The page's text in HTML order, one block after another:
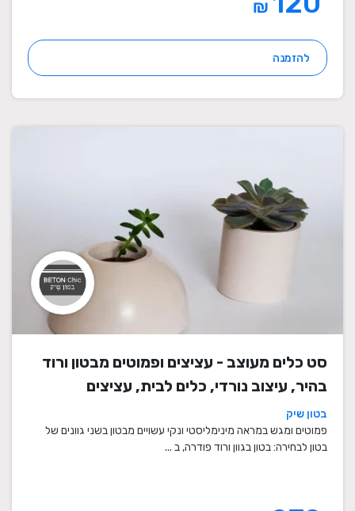
₪
להזמנה
סט כלים מעוצב - עציצים ופמוטים מבטון ורוד
בהיר, עיצוב נורדי, כלים לבית, עציצים
מעוצבים, עציצי בטון, פמוטים לשבת, עציצים
מבטון, מתנה לבית
בטון שיק
פמוטים ומגש במראה מינימליסטי ונקי עשויים מבטון בשני גוונים של
בטון לבחירה: בטון בגוון ורוד פודרה, ב ...